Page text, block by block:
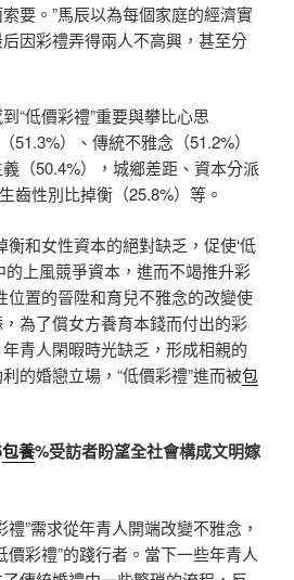
要。”馬辰以為每個家庭的經濟實
因彩禮弄得兩人不高興，甚至分
“低價彩禮”重要與攀比心思
51.3%）、傳統不雅念（51.2%）
（50.4%），城鄉差距、資本分派
齒性別比掉衡（25.8%）等。
衡和女性資本的絕對缺乏，促使‘低
的上風競爭資本，進而不竭推升彩
位置的晉陞和育兒不雅念的改變使
為了償女方養育本錢而付出的彩
青人閑暇時光缺乏，形成相親的
的婚戀立場，“低價彩禮”進而被包
包養%受訪者盼望全社會構成文明嫁
禮”需求從年青人開端改變不雅念，
價彩禮”的踐行者。當下一些年青人